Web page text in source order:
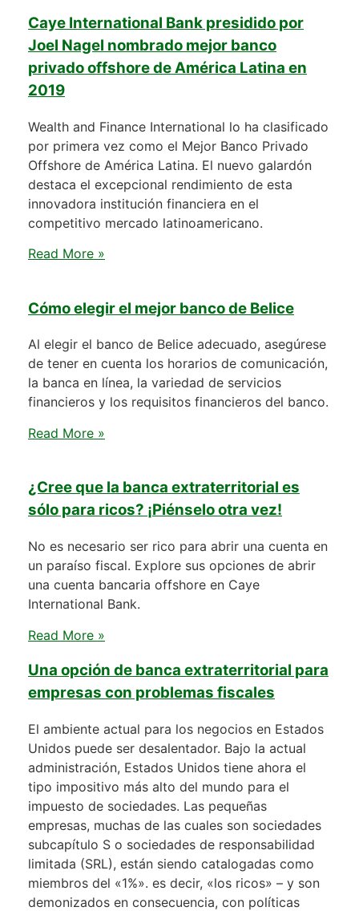
Caye International Bank presidido por
Joel Nagel nombrado mejor banco
privado offshore de América Latina en
2019
Wealth and Finance International lo ha clasificado
por primera vez como el Mejor Banco Privado
Offshore de América Latina. El nuevo galardón
destaca el excepcional rendimiento de esta
innovadora institución financiera en el
competitivo mercado latinoamericano.
Read More »
Cómo elegir el mejor banco de Belice
Al elegir el banco de Belice adecuado, asegúrese
de tener en cuenta los horarios de comunicación,
la banca en línea, la variedad de servicios
financieros y los requisitos financieros del banco.
Read More »
¿Cree que la banca extraterritorial es
sólo para ricos? ¡Piénselo otra vez!
No es necesario ser rico para abrir una cuenta en
un paraíso fiscal. Explore sus opciones de abrir
una cuenta bancaria offshore en Caye
International Bank.
Read More »
Una opción de banca extraterritorial para
empresas con problemas fiscales
El ambiente actual para los negocios en Estados
Unidos puede ser desalentador. Bajo la actual
administración, Estados Unidos tiene ahora el
tipo impositivo más alto del mundo para el
impuesto de sociedades. Las pequeñas
empresas, muchas de las cuales son sociedades
subcapítulo S o sociedades de responsabilidad
limitada (SRL), están siendo catalogadas como
miembros del «1%». es decir, «los ricos» – y son
demonizados en consecuencia, con políticas